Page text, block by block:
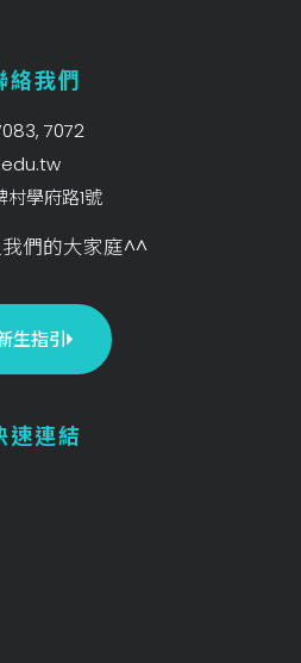
絡我們
7072
村學府路1號
們的大家庭^^
生指引
速連結